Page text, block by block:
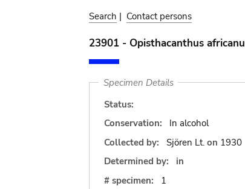
Search | Contact persons
23901 - Opisthacanthus
Specimen Details
Status:
Conservation:
In alcohol
Collected by:
Sjören Lt. on 1930
Determined by:
in
# specimen:
1